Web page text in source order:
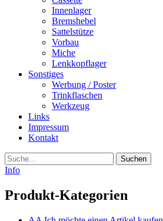
Innenlager
Bremshebel
Sattelstütze
Vorbau
Miche
Lenkkopflager
Sonstiges
Werbung / Poster
Trinkflaschen
Werkzeug
Links
Impressum
Kontakt
Suche
Info
Produkt-Kategorien